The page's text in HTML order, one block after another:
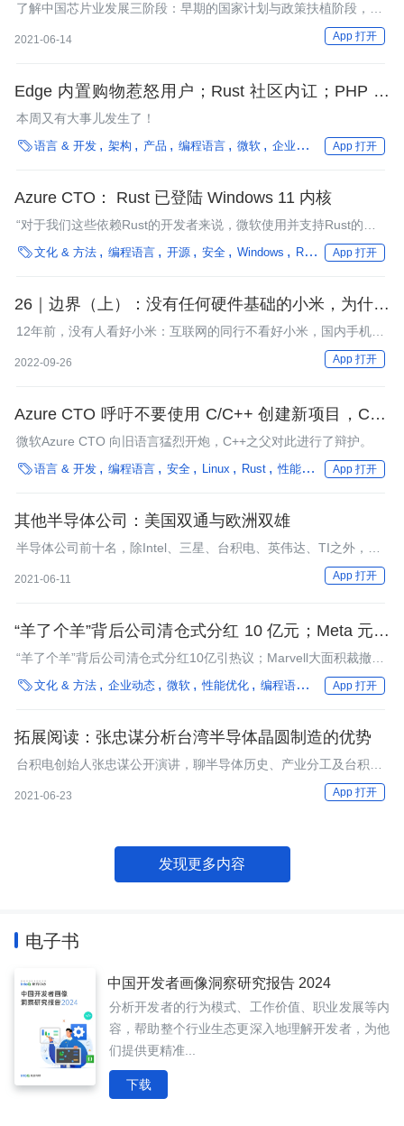
了解中国芯片业发展三阶段：早期的国家计划与政策扶植阶段，中
期的市场带动产业阶段，和当下的政策与金融资金的双轮驱动阶段
2021-06-14 App 打开
Edge 内置购物惹怒用户；Rust 社区内讧；PHP 基
金会成立；腾讯被工信部点名；微软遭反垄断投诉；
本周又有大事儿发生了！
语言 & 开发 架构 产品 编程语言 微软 企业动态 腾讯
App 打开
Azure CTO： Rust 已登陆 Windows 11 内核
“对于我们这些依赖Rust的开发者来说，微软使用并支持Rust的决
定真的很令人兴奋。”
文化 & 方法 编程语言 开源 安全 Windows Rust 性能优化
App 打开
26｜边界（上）：没有任何硬件基础的小米，为什么
可以成为国内第一手机厂商？
12年前，没有人看好小米：互联网的同行不看好小米，国内手机行
业的从业者也不看好小米。可以说，小米的成功是一个典型的非共
识机会。
2022-09-26 App 打开
Azure CTO 呼吁不要使用 C/C++ 创建新项目，C++
之父回应：你们这些高管就爱喜新厌旧
微软Azure CTO 向旧语言猛烈开炮，C++之父对此进行了辩护。
语言 & 开发 编程语言 安全 Linux Rust 性能优化 操作系统
App 打开
其他半导体公司：美国双通与欧洲双雄
半导体公司前十名，除Intel、三星、台积电、英伟达、TI之外，还
2021-06-11 App 打开
“羊了个羊”背后公司清仓式分红 10 亿元；Meta 元宇
宙部门今年已亏 94 亿美元；微软称 GitHub 年收入
“羊了个羊”背后公司清仓式分红10亿引热议；Marvell大面积裁撤中
国研发团队；微软称GitHub年收入10亿美元，有9千万活跃用户；
亏损创纪录，Meta元宇宙部门今年已亏94亿美元；马斯克正式入
终端业务下行放缓；Chrome 浏览器将停止支持 Windows
Android应用使用的语言从Java迁移到Kotlin；Rust for Linux 项目
下一步发展计划；Gitea 项目成立公司......
文化 & 方法 企业动态 微软 性能优化 编程语言 微服务 芯片&
App 打开
拓展阅读：张忠谋分析台湾半导体晶圆制造的优势
台积电创始人张忠谋公开演讲，聊半导体历史、产业分工及台积电
2021-06-23 App 打开
发现更多内容
电子书
中国开发者画像洞察研究报告 2024
分析开发者的行为模式、工作价值、职业发展等内
容，帮助整个行业生态更深入地理解开发者，为他
们提供更精准...
下载